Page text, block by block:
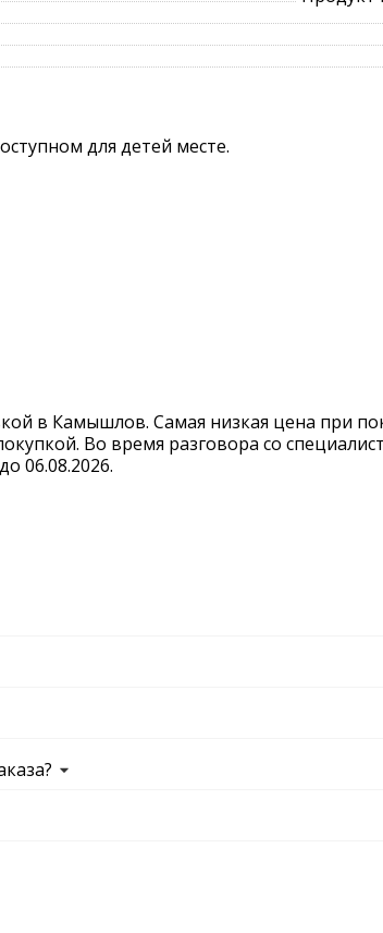
для детей месте.
в Камышлов. Самая низкая цена при
Во время разговора со
06.08.2026.